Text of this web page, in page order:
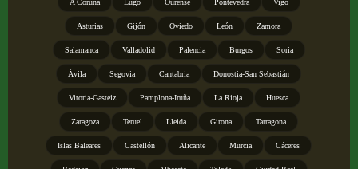
A Coruña Lugo Ourense Pontevedra Vigo
Asturias Gijón Oviedo León Zamora
Salamanca Valladolid Palencia Burgos Soria
Ávila Segovia Cantabria Donostia-San Sebastián
Vitoria-Gasteiz Pamplona-Iruña La Rioja Huesca
Zaragoza Teruel Lleida Girona Tarragona
Islas Baleares Castellón Alicante Murcia Cáceres